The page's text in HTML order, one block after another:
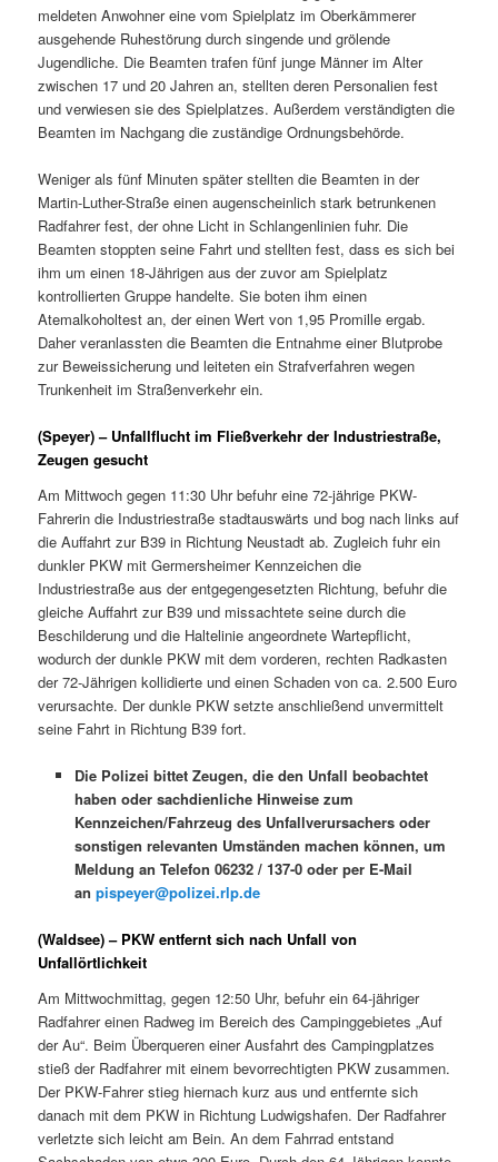
meldeten Anwohner eine vom Spielplatz im Oberkämmerer
ausgehende Ruhestörung durch singende und grölende
Jugendliche. Die Beamten trafen fünf junge Männer im Alter
zwischen 17 und 20 Jahren an, stellten deren Personalien fest
und verwiesen sie des Spielplatzes. Außerdem verständigten die
Beamten im Nachgang die zuständige Ordnungsbehörde.
Weniger als fünf Minuten später stellten die Beamten in der
Martin-Luther-Straße einen augenscheinlich stark betrunkenen
Radfahrer fest, der ohne Licht in Schlangenlinien fuhr. Die
Beamten stoppten seine Fahrt und stellten fest, dass es sich bei
ihm um einen 18-Jährigen aus der zuvor am Spielplatz
kontrollierten Gruppe handelte. Sie boten ihm einen
Atemalkoholtest an, der einen Wert von 1,95 Promille ergab.
Daher veranlassten die Beamten die Entnahme einer Blutprobe
zur Beweissicherung und leiteten ein Strafverfahren wegen
Trunkenheit im Straßenverkehr ein.
(Speyer) – Unfallflucht im Fließverkehr der Industriestraße,
Zeugen gesucht
Am Mittwoch gegen 11:30 Uhr befuhr eine 72-jährige PKW-
Fahrerin die Industriestraße stadtauswärts und bog nach links auf
die Auffahrt zur B39 in Richtung Neustadt ab. Zugleich fuhr ein
dunkler PKW mit Germersheimer Kennzeichen die
Industriestraße aus der entgegengesetzten Richtung, befuhr die
gleiche Auffahrt zur B39 und missachtete seine durch die
Beschilderung und die Haltelinie angeordnete Wartepflicht,
wodurch der dunkle PKW mit dem vorderen, rechten Radkasten
der 72-Jährigen kollidierte und einen Schaden von ca. 2.500 Euro
verursachte. Der dunkle PKW setzte anschließend unvermittelt
seine Fahrt in Richtung B39 fort.
Die Polizei bittet Zeugen, die den Unfall beobachtet
haben oder sachdienliche Hinweise zum
Kennzeichen/Fahrzeug des Unfallverursachers oder
sonstigen relevanten Umständen machen können, um
Meldung an Telefon 06232 / 137-0 oder per E-Mail
an pispeyer@polizei.rlp.de
(Waldsee) – PKW entfernt sich nach Unfall von
Unfallörtlichkeit
Am Mittwochmittag, gegen 12:50 Uhr, befuhr ein 64-jähriger
Radfahrer einen Radweg im Bereich des Campinggebietes „Auf
der Au“. Beim Überqueren einer Ausfahrt des Campingplatzes
stieß der Radfahrer mit einem bevorrechtigten PKW zusammen.
Der PKW-Fahrer stieg hiernach kurz aus und entfernte sich
danach mit dem PKW in Richtung Ludwigshafen. Der Radfahrer
verletzte sich leicht am Bein. An dem Fahrrad entstand